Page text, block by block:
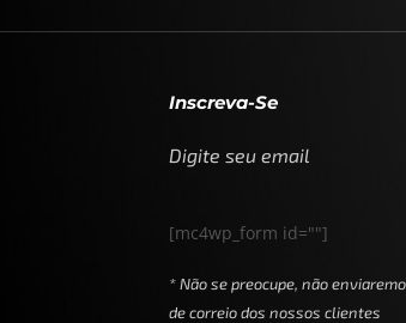
Inscreva-Se
Digite seu email
[mc4wp_form id=""]
* Não se preocupe, não
de correio dos nossos clientes